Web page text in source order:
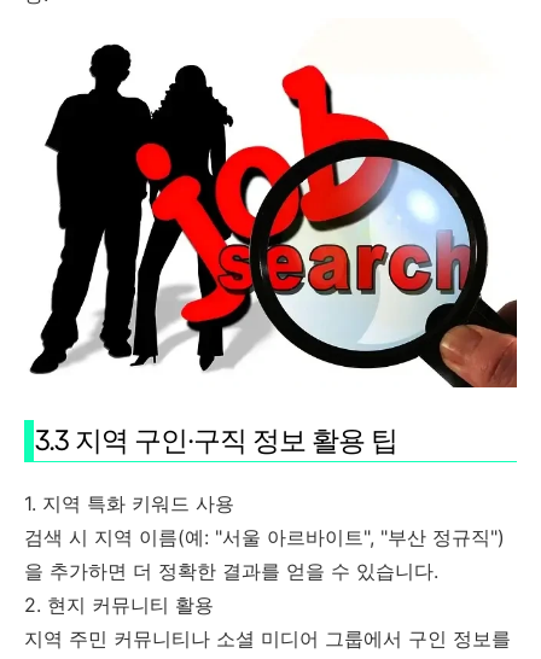
3.3 지역 구인·구직 정보 활용 팁
1. 지역 특화 키워드 사용
검색 시 지역 이름(예: "서울 아르바이트", "부산 정규직")
을 추가하면 더 정확한 결과를 얻을 수 있습니다.
2. 현지 커뮤니티 활용
지역 주민 커뮤니티나 소셜 미디어 그룹에서 구인 정보를